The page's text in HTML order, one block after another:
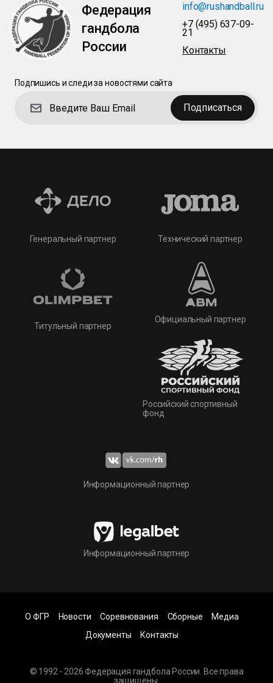
Федерация
гандбола
России
info@rushandball.ru
+7 (495) 637-09-
21
Контакты
Подпишись и следи за новостями сайта
Подписаться
Генеральный партнер
Титульный партнер
Технический партнер
Официальный партнер
Российский спортивный
фонд
Информационный партнер
Информационный партнер
© 1992 - 2026 Федерация гандбола России. Все права
защищены.
О ФГР Новости Соревнования Сборные
Медиа
Документы
Контакты